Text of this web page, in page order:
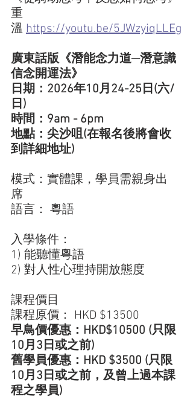
重
溫 https://youtu.be/5JWzyiqLLEg
廣東話版《潛能念力道─潛意識
信念開運法》
日期：2026年10月24-25日(六/
日)
時間：9am - 6pm
地點：尖沙咀(在報名後將會收
到詳細地址)
模式：實體課，學員需親身出
席
語言： 粵語
入學條件：
1) 能聽懂粵語
2) 對人性心理持開放態度
課程價目
課程原價： HKD $13500
早鳥價優惠：HKD$10500 (只限
10月3日或之前)
舊學員優惠：HKD $3500 (只限
10月3日或之前，及曾上過本課
程之學員)